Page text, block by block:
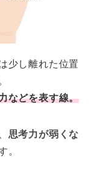
少し離れた位置
などを表す線。
思考力が弱くな
。